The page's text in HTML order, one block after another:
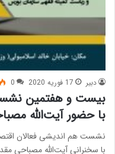
دبیر 17 فوریه 2020 0
بیست و هفتمین
با حضور آیت‌الله
نشست هم اندیشی فعالان
با سخنرانی آیت‌الله مصباحی